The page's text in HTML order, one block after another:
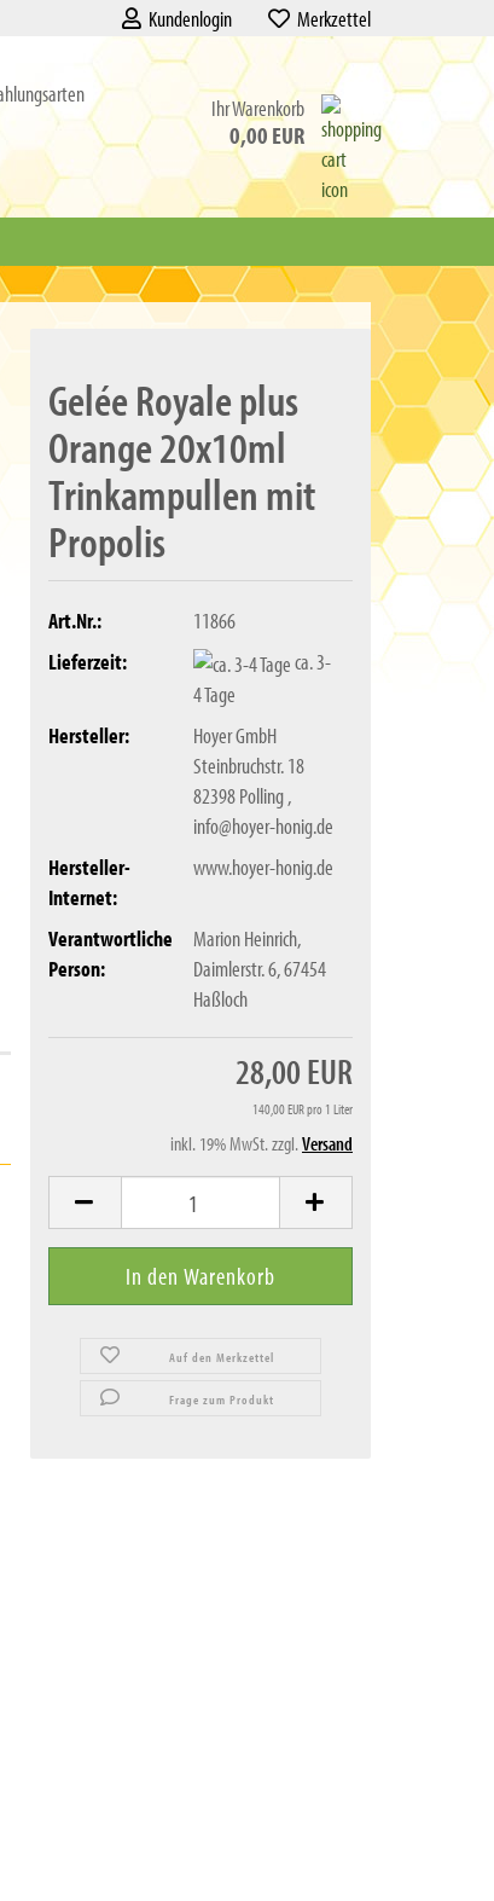
Kundenlogin Merkzettel
Ihr Warenkorb
0,00 EUR
Gelée Royale plus
Orange 20x10ml
Trinkampullen mit
Propolis
Art.Nr.:
11866
Lieferzeit:
ca. 3-
4 Tage
Hersteller:
Hoyer GmbH
Steinbruchstr. 18
82398 Polling ,
info@hoyer-honig.de
Hersteller-
Internet:
www.hoyer-honig.de
Verantwortliche
Person:
Marion Heinrich,
Daimlerstr. 6, 67454
Haßloch
28,00 EUR
140,00 EUR pro 1 Liter
inkl. 19% MwSt. zzgl.Versand
Auf den Merkzettel
Frage zum Produkt